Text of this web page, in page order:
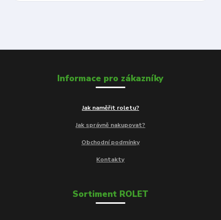
Informace pro zákazníky
Jak naměřit roletu?
Jak správně nakupovat?
Obchodní podmínky
Kontakty
Sortiment ROLET